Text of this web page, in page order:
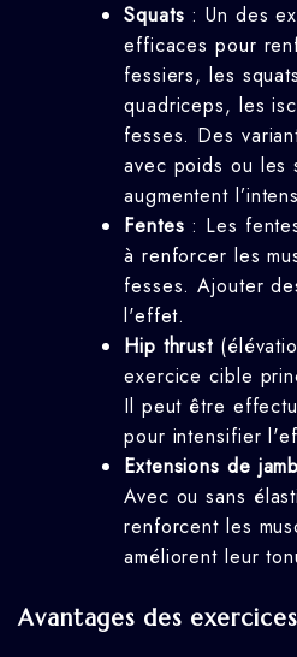
Squats : Un des
efficaces pour
fessiers, les
quadriceps, les
fesses. Des
avec poids ou les
augmentent
Fentes : Les
à renforcer les
fesses. Ajouter
l'effet.
Hip thrust
exercice cible
Il peut être
pour intensifier
Extensions de
Avec ou sans
renforcent les
améliorent leur
Avantages des